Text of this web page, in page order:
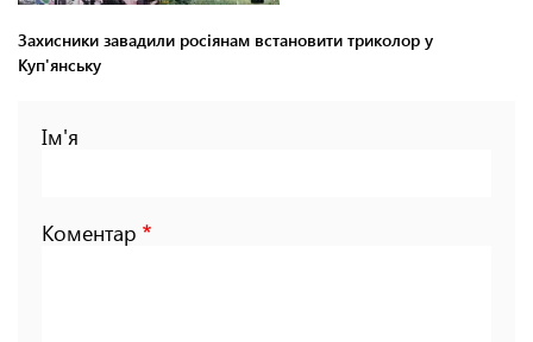
Захисники завадили росіянам встановити триколор у
Куп'янську
Ім'я
Коментар